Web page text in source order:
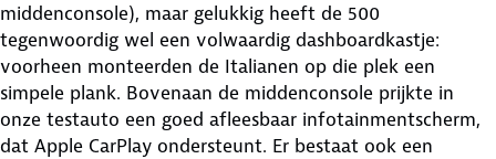
middenconsole), maar gelukkig heeft de 500
tegenwoordig wel een volwaardig dashboardkastje:
voorheen monteerden de Italianen op die plek een
simpele plank. Bovenaan de middenconsole prijkte in
onze testauto een goed afleesbaar infotainmentscherm,
dat Apple CarPlay ondersteunt. Er bestaat ook een